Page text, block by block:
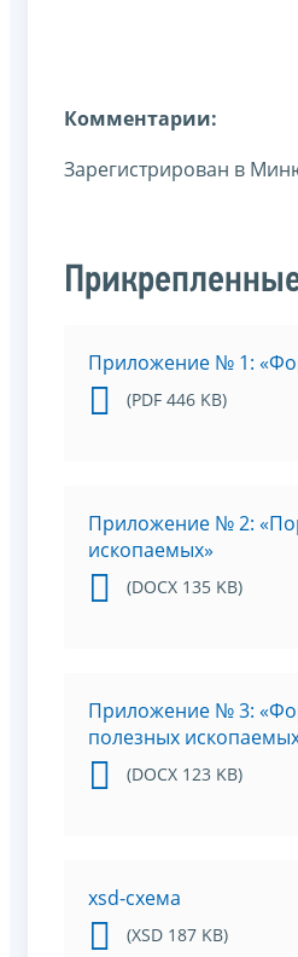
Комментарии:
Зарегистрирован в
Приложение № 1:
(PDF 446 KB)
Приложение № 2:
ископаемых»
(DOCX 135 KB)
Приложение № 3:
полезных
(DOCX 123 KB)
xsd-схема
(XSD 187 KB)